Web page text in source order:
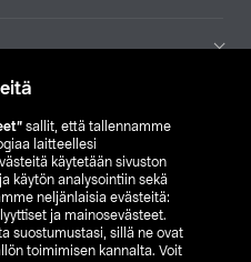
sallit, että tallennamme
laitteellesi
käytetään sivuston
käytön analysointiin sekä
neljänlaisia evästeitä:
ja mainosevästeet.
suostumustasi, sillä ne ovat
toimimisen kannalta. Voit
FI
SV